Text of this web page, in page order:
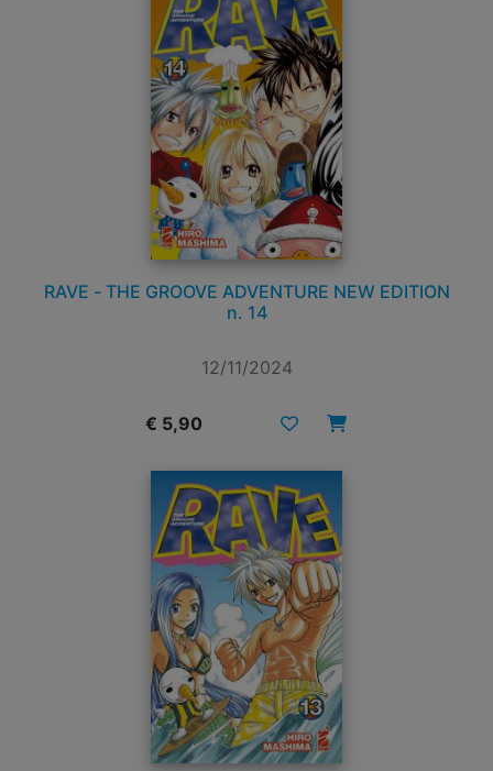
RAVE - THE GROOVE ADVENTURE NEW EDITION
n. 14
12/11/2024
€ 5,90